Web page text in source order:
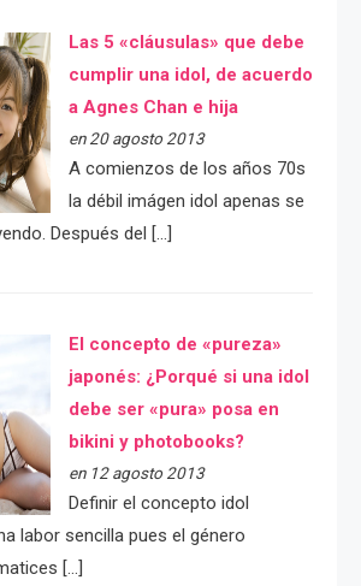
Las 5 «cláusulas» que debe
cumplir una idol, de acuerdo
a Agnes Chan e hija
en 20 agosto 2013
A comienzos de los años 70s
la débil imágen idol apenas se
Después del […]
El concepto de «pureza»
japonés: ¿Porqué si una idol
debe ser «pura» posa en
bikini y photobooks?
en 12 agosto 2013
Definir el concepto idol
labor sencilla pues el género
[…]